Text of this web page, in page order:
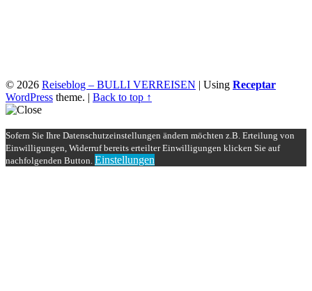
© 2026 Reiseblog – BULLI VERREISEN | Using Receptar
WordPress theme. | Back to top ↑
Sofern Sie Ihre Datenschutzeinstellungen ändern möchten z.B. Erteilung von
Einwilligungen, Widerruf bereits erteilter Einwilligungen klicken Sie auf
nachfolgenden Button. Einstellungen